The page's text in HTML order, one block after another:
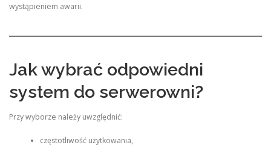
wystąpieniem awarii.
Jak wybrać odpowiedni
system do serwerowni?
Przy wyborze należy uwzględnić:
częstotliwość użytkowania,